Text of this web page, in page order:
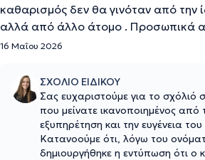
καθαρισμός δεν θα γινόταν από την
αλλά από άλλο άτομο . Προσωπικά
16 Μαΐου 2026
ΣΧΟΛΙΟ ΕΙΔΙΚΟΥ
Σας ευχαριστούμε για το σχόλιό
που μείνατε ικανοποιημένος από
εξυπηρέτηση και την ευγένεια
Κατανοούμε ότι, λόγω του
δημιουργήθηκε η εντύπωση ότι ο